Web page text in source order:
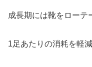
成長期には靴をローテ
1足あたりの消耗を軽減